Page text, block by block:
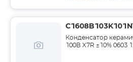
Конденсатор
100В X7R ±10% 0603